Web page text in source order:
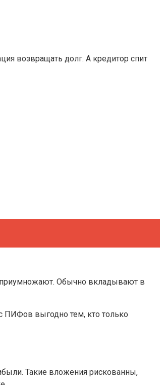
возвращать долг. А кредитор спит
приумножают. Обычно вкладывают в
ПИФов выгодно тем, кто только
Такие вложения рискованны,